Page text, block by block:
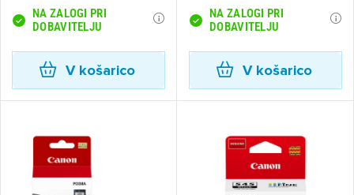
NA ZALOGI PRI
DOBAVITELJU
V košarico
NA ZALOGI PRI
DOBAVITELJU
V košarico